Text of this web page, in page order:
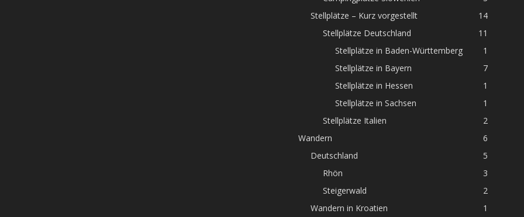
Stellplätze – Kurz vorgestellt
14
Stellplätze Deutschland
11
Stellplätze in Baden-Württemberg
1
Stellplätze in Bayern
7
Stellplätze in Hessen
1
Stellplätze in Sachsen
1
Stellplätze Italien
2
Wandern
6
Deutschland
5
Rhön
3
Steigerwald
2
Wandern in Kroatien
1